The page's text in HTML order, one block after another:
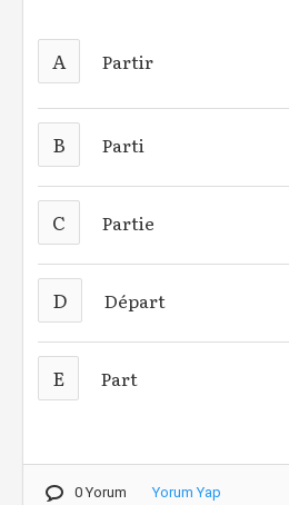
A Partir
B Parti
C Partie
D Départ
E Part
0 Yorum Yorum Yap